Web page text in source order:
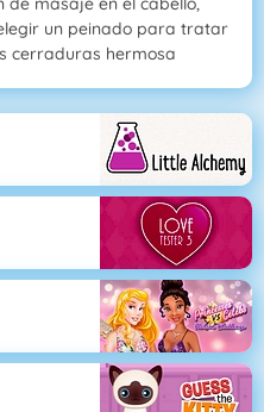
un peinado para tratar
cerraduras hermosa